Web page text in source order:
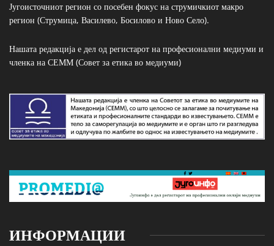
Југоисточниот регион со посебен фокус на струмичкиот макро
регион (Струмица, Василево, Босилово и Ново Село).
Нашата редакција е дел од регистарот на професионални медиуми и
членка на СЕММ (Совет за етика во медиуми)
ИНФОРМАЦИИ